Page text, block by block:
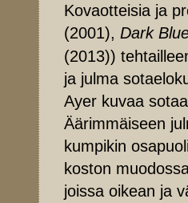
Kovaotteisia ja
(2001), Dark
(2013))
ja julma
Ayer kuvaa
Äärimmäiseen
kumpikin
koston
joissa oikean ja